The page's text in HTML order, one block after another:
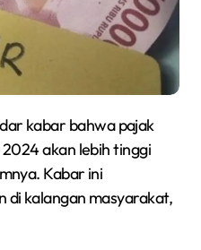
kabar bahwa pajak
2024 akan lebih tinggi
Kabar ini
di kalangan masyarakat,